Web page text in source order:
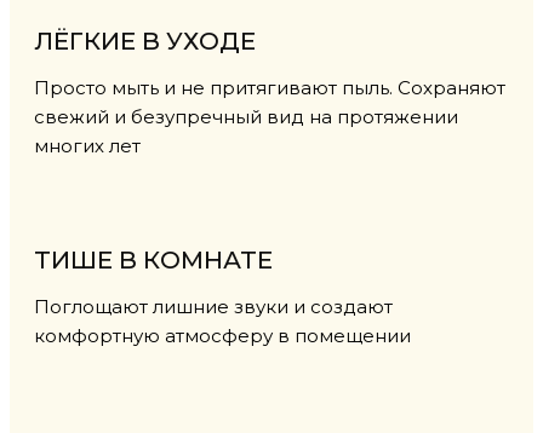
ЛЁГКИЕ В УХОДЕ
Просто мыть и не притягивают пыль. Сохраняют
свежий и безупречный вид на протяжении
многих лет
ТИШЕ В КОМНАТЕ
Поглощают лишние звуки и создают
комфортную атмосферу в помещении